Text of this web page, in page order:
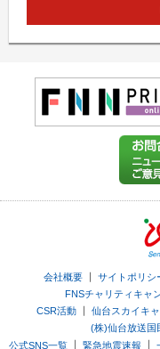
会社概要｜ サイトポリシ
FNSチャリティキャ
CSR活動
仙台スカイキ
(株)仙台放送国
公式SNS一覧
緊急地震速報